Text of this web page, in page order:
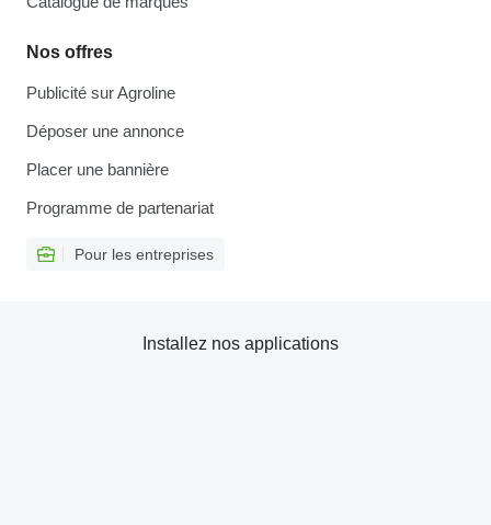
Nos offres
Publicité sur Agroline
Déposer une annonce
Placer une bannière
Programme de partenariat
Pour les entreprises
Installez nos applications